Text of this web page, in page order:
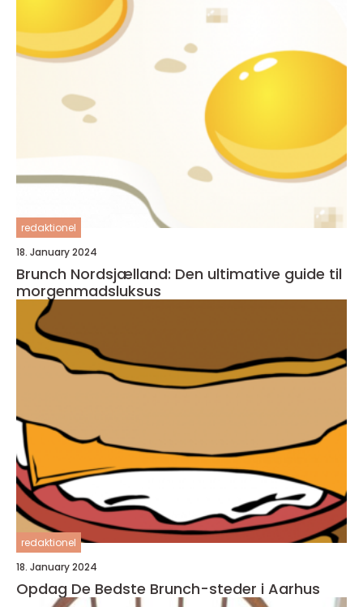
redaktionel
18. January 2024
Brunch Nordsjælland: Den ultimative guide til
morgenmadsluksus
redaktionel
18. January 2024
Opdag De Bedste Brunch-steder i Aarhus